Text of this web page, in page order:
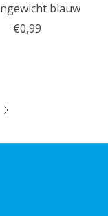
blauw
€0,99